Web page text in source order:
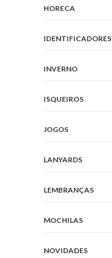
HORECA
IDENTIFICADORES
INVERNO
ISQUEIROS
JOGOS
LANYARDS
LEMBRANÇAS
MOCHILAS
NOVIDADES